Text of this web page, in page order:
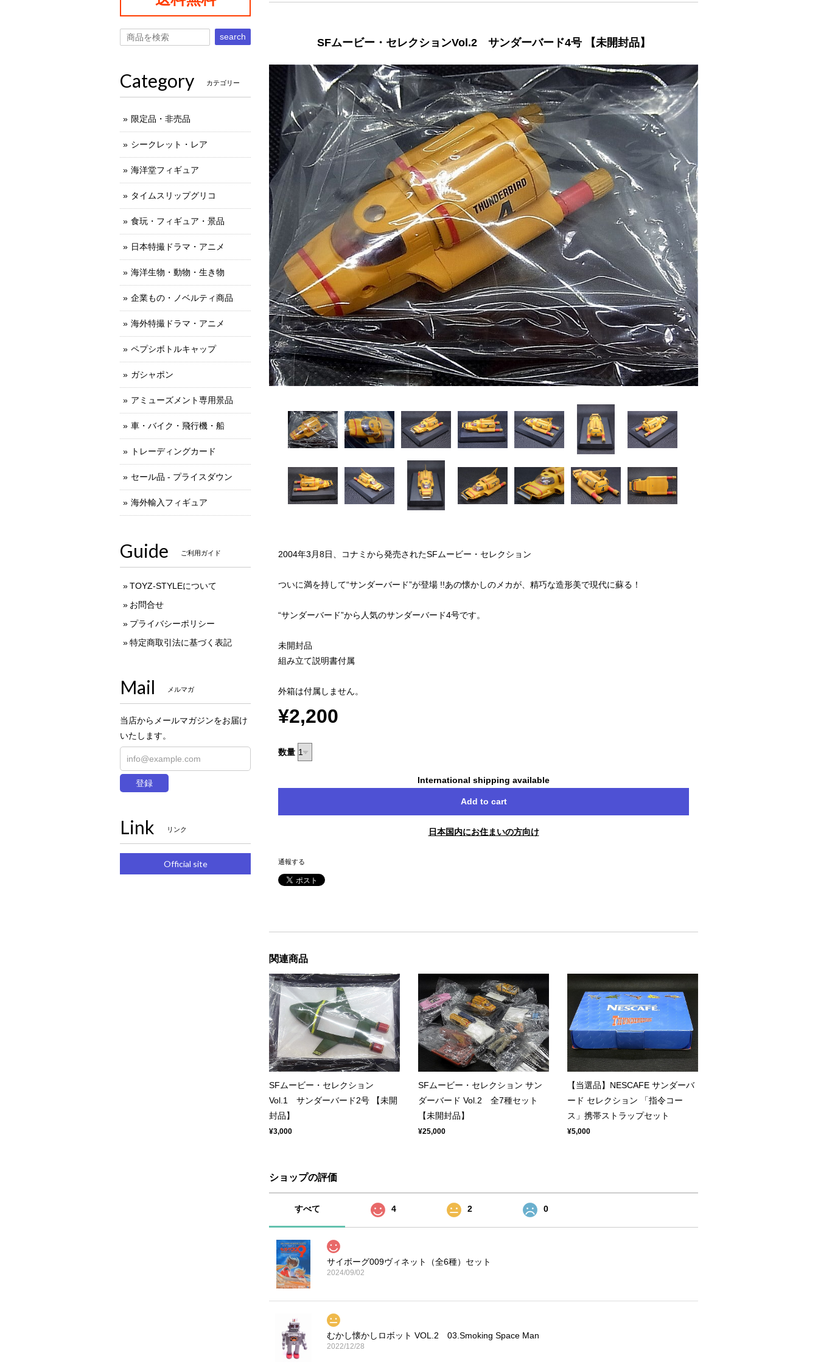
SFムービー・セレクションVol.2 サンダーバード4号 【未開封品】
2004年3月8日、コナミから発売されたSFムービー・セレクション
ついに満を持して“サンダーバード”が登場 !!あの懐かしのメカが、精巧な造形美で現代に蘇る！
“サンダーバード”から人気のサンダーバード4号です。
未開封品
組み立て説明書付属
外箱は付属しません。
¥2,200
数量
International shipping available
Add to cart
日本国内にお住まいの方向け
通報する
関連商品
SFムービー・セレクション
Vol.1 サンダーバード2号 【未開
封品】
¥3,000
SFムービー・セレクション サン
ダーバード Vol.2 全7種セット
【未開封品】
¥25,000
【当選品】NESCAFE サンダーバ
ード セレクション 「指令コー
ス」携帯ストラップセット
¥5,000
ショップの評価
すべて 4 2 0
サイボーグ009ヴィネット（全6種）セット
2024/09/02
むかし懐かしロボット VOL.2 03.Smoking Space Man
2022/12/28
search
Category カテゴリー
限定品・非売品
シークレット・レア
海洋堂フィギュア
タイムスリップグリコ
食玩・フィギュア・景品
日本特撮ドラマ・アニメ
海洋生物・動物・生き物
企業もの・ノベルティ商品
海外特撮ドラマ・アニメ
ペプシボトルキャップ
ガシャポン
アミューズメント専用景品
車・バイク・飛行機・船
トレーディングカード
セール品 - プライスダウン
海外輸入フィギュア
Guide ご利用ガイド
TOYZ-STYLEについて
お問合せ
プライバシーポリシー
特定商取引法に基づく表記
Mail メルマガ
当店からメールマガジンをお届け
いたします。
登録
Link リンク
Official site